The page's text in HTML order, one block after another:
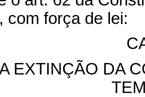
com força de lei:
EXTINÇÃO DA